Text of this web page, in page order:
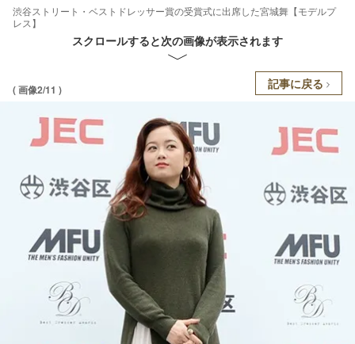
渋谷ストリート・ベストドレッサー賞の受賞式に出席した宮城舞【モデルプ
レス】
スクロールすると次の画像が表示されます
( 画像2/11 ) 記事に戻る